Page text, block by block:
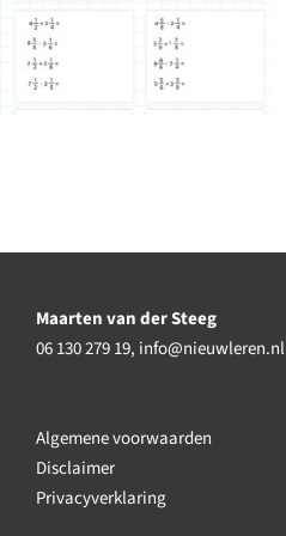
Maarten van der Steeg
06 130 279 19, info@nieuwleren.nl
Algemene voorwaarden
Disclaimer
Privacyverklaring